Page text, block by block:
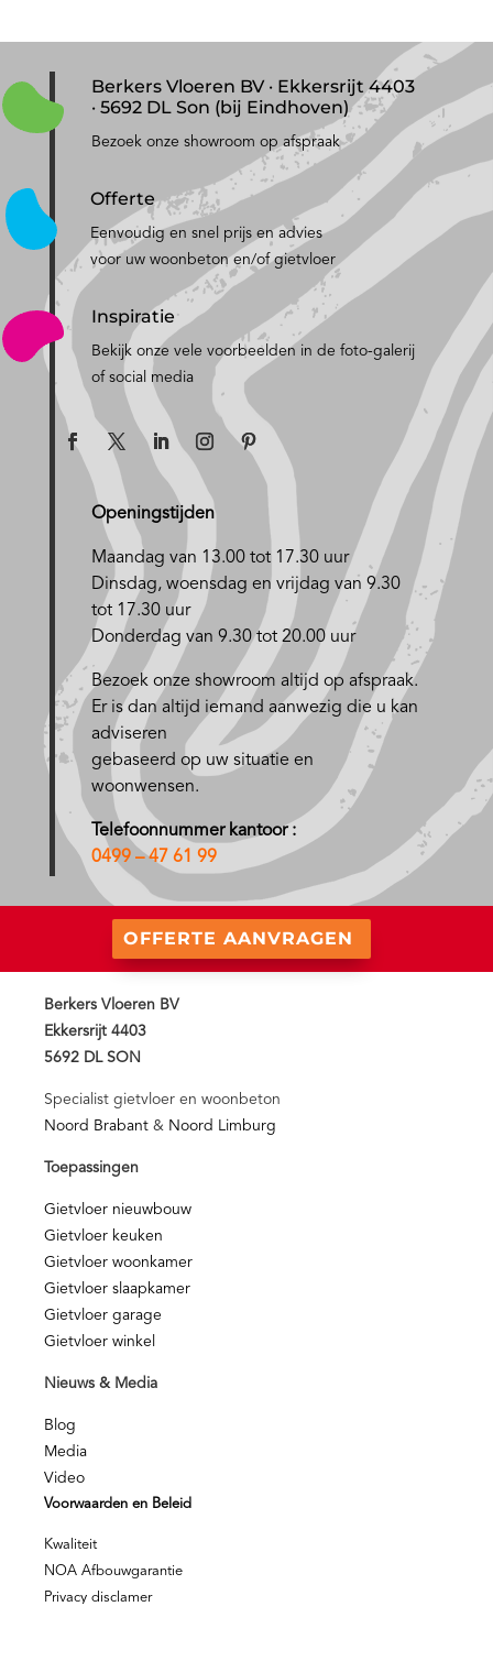
Berkers Vloeren BV · Ekkersrijt 4403
· 5692 DL Son (bij Eindhoven)
Bezoek onze showroom op afspraak
Offerte
Eenvoudig en snel prijs en advies
voor uw woonbeton en/of gietvloer
Inspiratie
Bekijk onze vele voorbeelden in de foto-galerij
of social media
Openingstijden
Maandag van 13.00 tot 17.30 uur
Dinsdag, woensdag en vrijdag van 9.30
tot 17.30 uur
Donderdag van 9.30 tot 20.00 uur
Bezoek onze showroom altijd op afspraak.
Er is dan altijd iemand aanwezig die u kan
adviseren
gebaseerd op uw situatie en
woonwensen.
Telefoonnummer kantoor :
0499 – 47 61 99
OFFERTE AANVRAGEN
Berkers Vloeren BV
Ekkersrijt 4403
5692 DL SON
Specialist gietvloer en woonbeton
Noord Brabant & Noord Limburg
Toepassingen
Gietvloer nieuwbouw
Gietvloer keuken
Gietvloer woonkamer
Gietvloer slaapkamer
Gietvloer garage
Gietvloer winkel
Nieuws & Media
Blog
Media
Video
Voorwaarden en Beleid
Kwaliteit
NOA Afbouwgarantie
Privacy disclamer